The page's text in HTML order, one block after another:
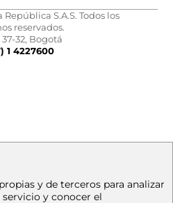
S.A.S. Todos los
reservados.
37-32, Bogotá
1 4227600
y de terceros para analizar
y conocer el